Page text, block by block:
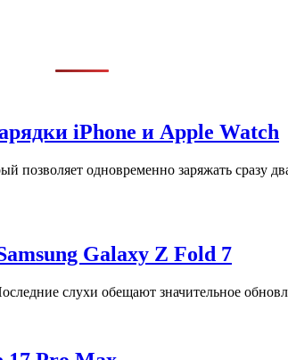
iPhone и Apple Watch
позволяет одновременно заряжать сразу
Galaxy Z Fold 7
слухи обещают значительное